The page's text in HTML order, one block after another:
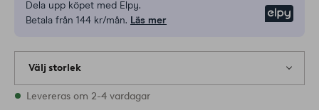
Dela upp köpet med Elpy.
Betala från 144 kr/mån. Läs mer
Välj storlek
Alla storlekar finns i lager
Levereras om 2-4 vardagar